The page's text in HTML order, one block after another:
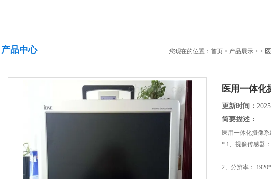
产品中心 您现在的位置： 首页 > 产品展示 > >
医用一体化
更新时间：
简要描述：
医用一体化摄像
* 1、视像传感器
2、分辨率：